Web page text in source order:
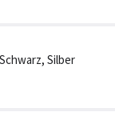
Silber